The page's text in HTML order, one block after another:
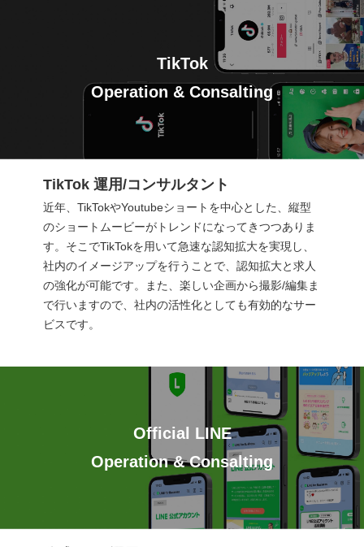
TikTok
Operation & Consalting
TikTok 運用/コンサルタント
近年、TikTokやYoutubeショートを中心とした、縦型
のショートムービーがトレンドになってきつつありま
す。そこでTikTokを用いて急速な認知拡大を実現し、
社内のイメージアップを行うことで、認知拡大と求人
の強化が可能です。また、楽しい企画から撮影/編集ま
で行いますので、社内の活性化としても有効的なサー
ビスです。
Official LINE
Operation & Consalting